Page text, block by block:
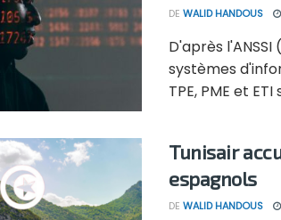
DE WALID HANDOUS
D'après
systèmes
TPE, PME et ETI
Tunisair
espagnols
DE WALID HANDOUS